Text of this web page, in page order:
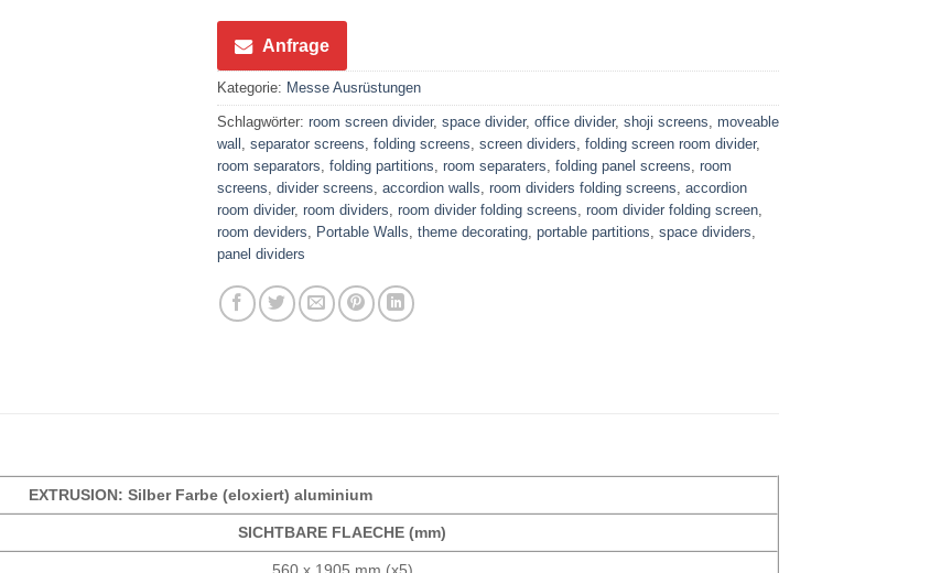
Anfrage
Kategorie: Messe Ausrüstungen
Schlagwörter: room screen divider, space divider, office divider, shoji screens, moveable
wall , separator screens, folding screens, screen dividers, folding screen room divider,
room separators, folding partitions, room separaters, folding panel screens, room
screens, divider screens, accordion walls, room dividers folding screens, accordion
room divider, room dividers, room divider folding screens, room divider folding screen,
room deviders, Portable Walls, theme decorating, portable partitions, space dividers,
panel dividers
EXTRUSION: Silber Farbe (eloxiert) aluminium
SICHTBARE FLAECHE (mm)